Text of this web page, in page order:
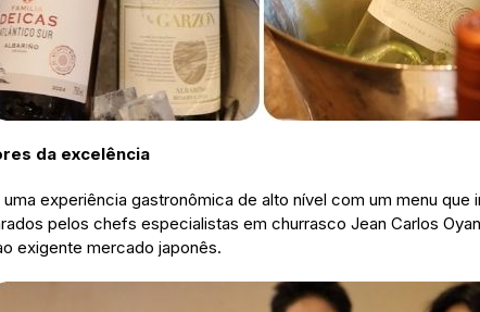
da excelência
experiência gastronômica de alto nível com um menu
pelos chefs especialistas em churrasco Jean Carlos
exigente mercado japonês.